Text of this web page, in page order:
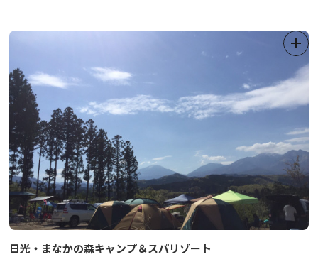
日光・まなかの森キャンプ＆スパリゾート